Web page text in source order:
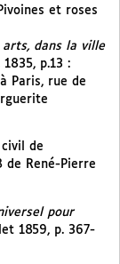
et roses
arts, dans la ville
p.13 :
Paris, rue de
de
de René-Pierre
pour
1859, p. 367-